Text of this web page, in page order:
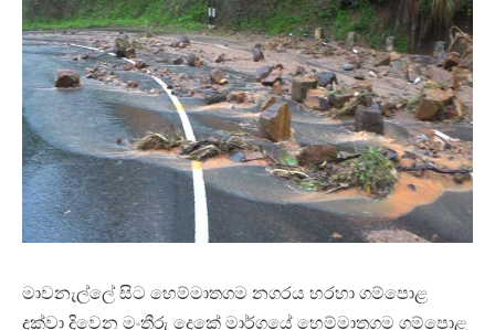
මාවනැල්ලේ සිට හෙම්මාතගම නගරය හරහා ගම්පොළ
දක්වා දිවෙන මංතීරු දෙකේ මාර්ගයේ හෙම්මාතගම ගම්පොළ